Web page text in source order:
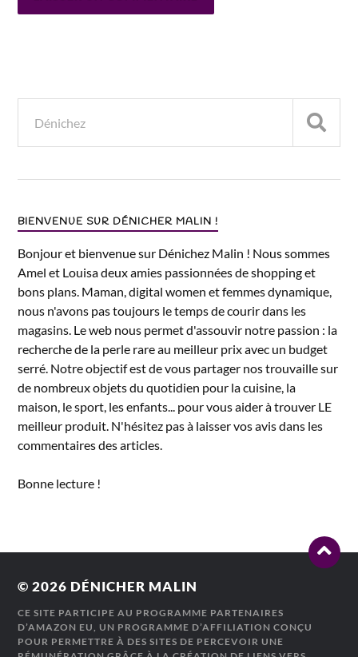
BIENVENUE SUR DÉNICHER MALIN !
Bonjour et bienvenue sur Dénichez Malin ! Nous sommes
Amel et Louisa deux amies passionnées de shopping et
bons plans. Maman, digital women et femmes dynamique,
nous n'avons pas toujours le temps de courir dans les
magasins. Le web nous permet d'assouvir notre passion : la
recherche de la perle rare au meilleur prix avec un budget
serré. Notre objectif est de vous partager nos trouvaille sur
de nombreux objets du quotidien pour la cuisine, la
maison, le sport, les enfants... pour vous aider à trouver LE
meilleur produit. N'hésitez pas à laisser vos avis dans les
commentaires des articles.
Bonne lecture !
© 2026 DÉNICHER MALIN
CE SITE PARTICIPE AU PROGRAMME PARTENAIRES
D’AMAZON EU, UN PROGRAMME D’AFFILIATION CONÇU
POUR PERMETTRE À DES SITES DE PERCEVOIR UNE